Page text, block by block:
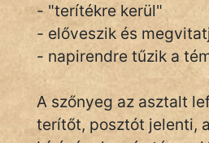
Tréfás
IRODALOM
- "terítékre kerül"
- előveszik és
- napirendre tűzik a
A szőnyeg az asztalt
terítőt, posztót jelenti,